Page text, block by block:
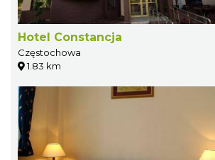
Hotel Constancja
Częstochowa
1.83 km